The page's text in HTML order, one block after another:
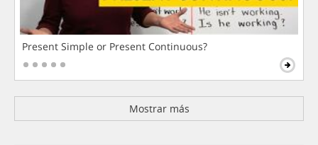
Present Simple or Present Continuous?
Mostrar más